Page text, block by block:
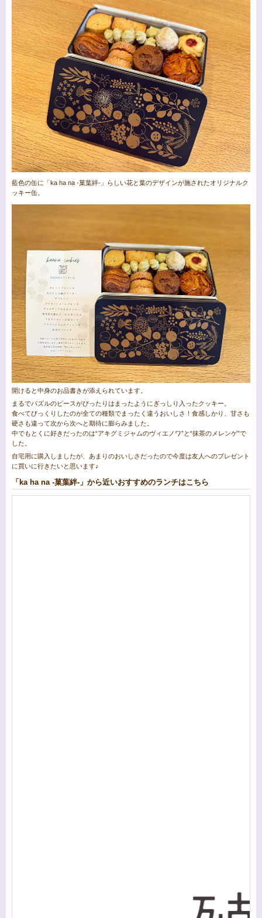
藍色の缶に「ka ha na -菓葉絆-」らしい花と葉のデザインが施されたオリジナルク
ッキー缶。
開けると中身のお品書きが添えられています。
まるでパズルのピースがぴったりはまったようにぎっしり入ったクッキー。
食べてびっくりしたのが全ての種類でまったく違うおいしさ！食感しかり、甘さも
硬さも違って次から次へと期待に膨らみました。
中でもとくに好きだったのは“アキグミジャムのヴィエノワ”と“抹茶のメレンゲ”で
した。
自宅用に購入しましたが、あまりのおいしさだったので今度は友人へのプレゼント
に買いに行きたいと思います♪
「ka ha na -菓葉絆-」から近いおすすめのランチはこちら